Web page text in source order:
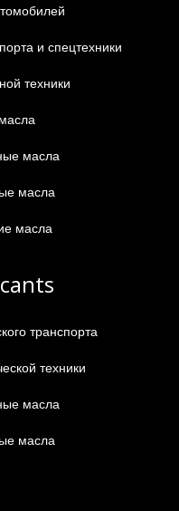
и спецтехники
техники
масла
масла
масла
транспорта
техники
масла
масла